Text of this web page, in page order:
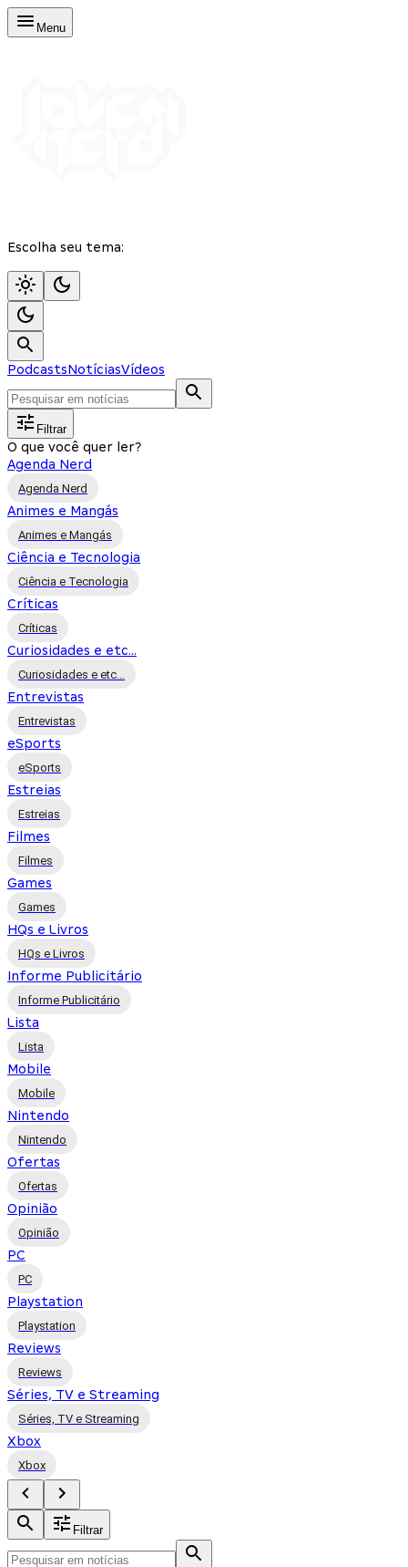
Menu
Escolha seu tema:
PodcastsNotíciasVídeos
Filtrar
O que você quer ler?
Agenda Nerd
Agenda Nerd
Animes e Mangás
Animes e Mangás
Ciência e Tecnologia
Ciência e Tecnologia
Críticas
Críticas
Curiosidades e etc...
Curiosidades e etc...
Entrevistas
Entrevistas
eSports
eSports
Estreias
Estreias
Filmes
Filmes
Games
Games
HQs e Livros
HQs e Livros
Informe Publicitário
Informe Publicitário
Lista
Lista
Mobile
Mobile
Nintendo
Nintendo
Ofertas
Ofertas
Opinião
Opinião
PC
PC
Playstation
Playstation
Reviews
Reviews
Séries, TV e Streaming
Séries, TV e Streaming
Xbox
Xbox
Filtrar